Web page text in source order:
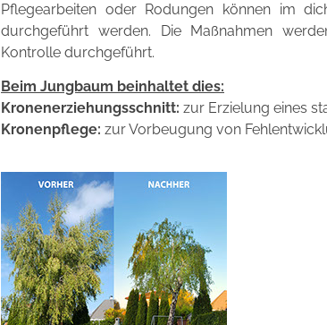
Pflegearbeiten oder Rodungen können im
durchgeführt werden. Die Maßnahmen
Kontrolle durchgeführt.
Beim Jungbaum beinhaltet dies:
Kronenerziehungsschnitt: zur Erzielung eines
Kronenpflege: zur Vorbeugung von